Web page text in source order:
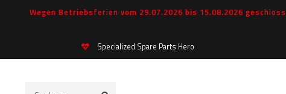
Wegen Betriebsferien vom 29.07.2026 bis 15.08.2026
Specialized Spare Parts Hero